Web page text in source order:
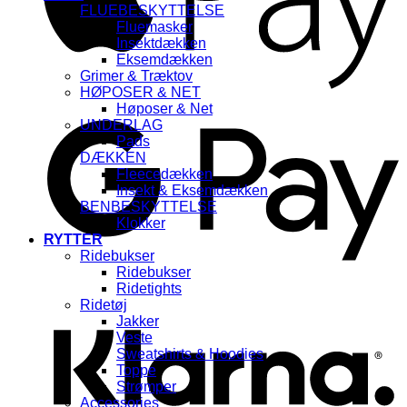
FLUEBESKYTTELSE
Fluemasker
Insektdækken
Eksemdækken
Grimer & Træktov
HØPOSER & NET
Høposer & Net
UNDERLAG
Pads
DÆKKEN
Fleecedækken
Insekt & Eksemdækken
BENBESKYTTELSE
Klokker
RYTTER
Ridebukser
Ridebukser
Ridetights
Ridetøj
Jakker
Veste
Sweatshirts & Hoodies
Toppe
Strømper
Accessories